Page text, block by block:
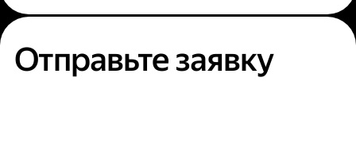
Отправьте заявку